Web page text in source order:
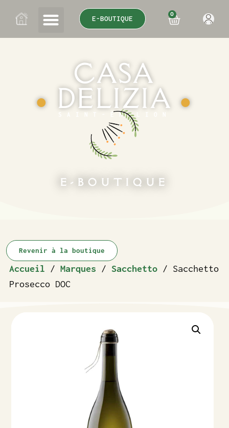
E-BOUTIQUE
0
CASA
● DELIZIA ●
SAINT-ÉMILION
E-BOUTIQUE
Revenir à la boutique
Accueil / Marques / Sacchetto / Sacchetto
Prosecco DOC